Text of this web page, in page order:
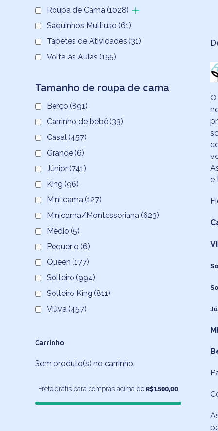
e
Roupa de Cama (1028)
Saquinhos Multiuso (61)
Tapetes de Atividades (31)
Volta às Aulas (155)
Tamanho de roupa de cama
Berço (891)
Carrinho de bebê (33)
Casal (457)
Grande (6)
Júnior (741)
King (96)
Mini cama (127)
Minicama/Montessoriana (623)
Médio (5)
Pequeno (6)
Queen (177)
Solteiro (994)
Solteiro King (811)
Viúva (457)
Carrinho
Sem produto(s) no carrinho.
Frete grátis para compras acima de R$1.500,00